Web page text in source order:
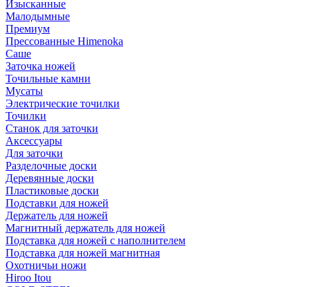
Изысканные
Малодымные
Премиум
Прессованные Himenoka
Саше
Заточка ножей
Точильные камни
Мусаты
Электрические точилки
Точилки
Станок для заточки
Аксессуары
Для заточки
Разделочные доски
Деревянные доски
Пластиковые доски
Подставки для ножей
Держатель для ножей
Магнитный держатель для ножей
Подставка для ножей с наполнителем
Подставка для ножей магнитная
Охотничьи ножи
Hiroo Itou